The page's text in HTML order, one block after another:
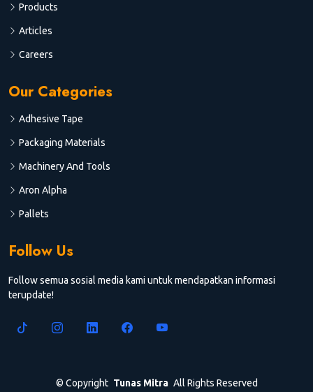
Products
Articles
Careers
Our Categories
Adhesive Tape
Packaging Materials
Machinery And Tools
Aron Alpha
Pallets
Follow Us
Follow semua sosial media kami untuk mendapatkan informasi
terupdate!
© Copyright Tunas Mitra All Rights Reserved